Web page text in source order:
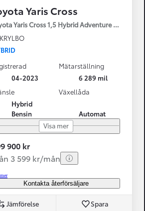
Från 324 900 kr
3 194 kr/mån
Toyota C-HR
HYBRID & LADDHYBRID
Yaris Cross
Yaris Cross 1,5 Hybrid Adventure Drag V-Hjul
KRYLBO
04-2023
Mätarställning
6 289 mil
Hybrid
Bensin
Växellåda
Automat
Visa mer
900 kr
3 599 kr/mån
Kontakta återförsäljare
Jämförelse Spara